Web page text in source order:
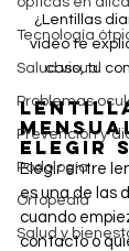
Tecnología
Salud visual
Problemas
Prevención y
Podología
Ortopedia
Salud y
¿Lentillas
vídeo te
caso, tu
elegir
Elegir entre
es una de las
cuando
contacto o